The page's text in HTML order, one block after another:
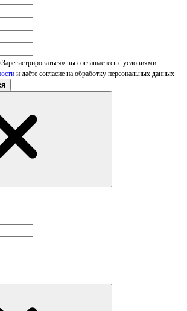
вы соглашаетесь с условиями
и даёте согласие на обработку персональных данных